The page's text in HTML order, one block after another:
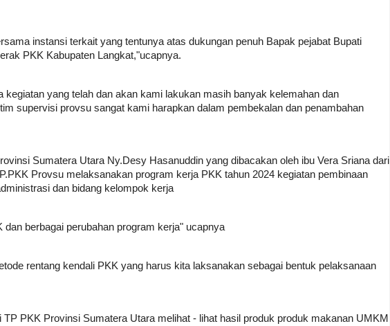
instansi terkait yang tentunya atas dukungan penuh Bapak pejabat Bupati
PKK Kabupaten Langkat,"ucapnya.
yang telah dan akan kami lakukan masih banyak kelemahan dan
supervisi provsu sangat kami harapkan dalam pembekalan dan penambahan
Sumatera Utara Ny.Desy Hasanuddin yang dibacakan oleh ibu Vera Sriana dari
Provsu melaksanakan program kerja PKK tahun 2024 kegiatan pembinaan
dan bidang kelompok kerja
berbagai perubahan program kerja" ucapnya
rentang kendali PKK yang harus kita laksanakan sebagai bentuk pelaksanaan
PKK Provinsi Sumatera Utara melihat - lihat hasil produk produk makanan UMKM